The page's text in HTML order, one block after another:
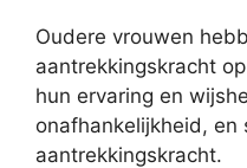
Oudere vrouwen
aantrekkingskracht
hun ervaring en
onafhankelijkheid, en
aantrekkingskracht.